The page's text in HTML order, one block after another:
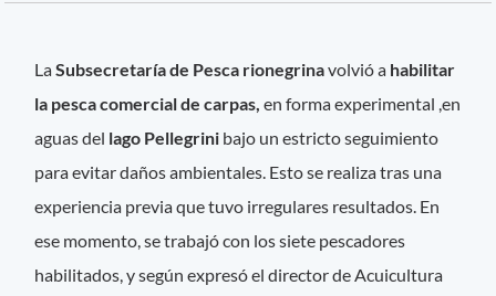
LaSubsecretaría de Pesca rionegrinavolvió a habilitar
la pesca comercial de carpas,en forma experimental ,en
aguas del lago Pellegrini bajo un estricto seguimiento
para evitar daños ambientales. Esto se realiza tras una
experiencia previa que tuvo irregulares resultados. En
ese momento, se trabajó con los siete pescadores
habilitados, y según expresó el director de Acuicultura